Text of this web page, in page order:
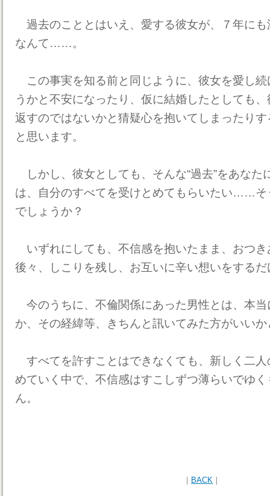
過去のこととはいえ、愛する彼女が、７年に
なんて……。
この事実を知る前と同じように、彼女を愛し
うかと不安になったり、仮に結婚したとしても
返すのではないかと猜疑心を抱いてしまったり
と思います。
しかし、彼女としても、そんな“過去”をあなた
は、自分のすべてを受けとめてもらいたい……そ
でしょうか？
いずれにしても、不信感を抱いたまま、おつき
後々、しこりを残し、お互いに辛い想いをする
今のうちに、不倫関係にあった男性とは、本
か、その経緯等、きちんと訊いてみた方がいい
すべてを許すことはできなくても、新しく二
めていく中で、不信感はすこしずつ薄らいでゆ
ん。
｜ BACK ｜